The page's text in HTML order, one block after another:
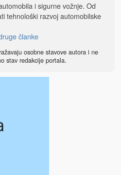
i sigurne vožnje. Od
tehnološki razvoj automobilske
članke
osobne stavove autora i ne
stav redakcije portala.